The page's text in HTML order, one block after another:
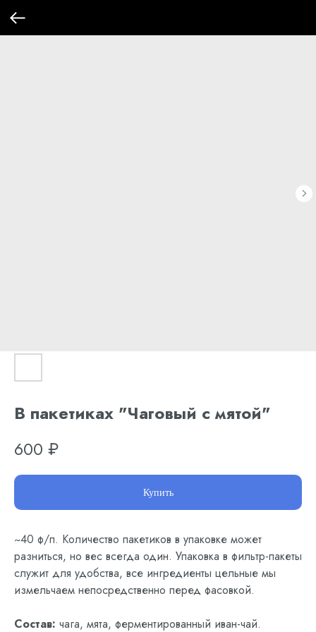
В пакетиках "Чаговый с мятой"
600 ₽
Купить
~40 ф/п. Количество пакетиков в упаковке может
разниться, но вес всегда один. Упаковка в фильтр-пакеты
служит для удобства, все ингредиенты цельные мы
измельчаем непосредственно перед фасовкой.
Состав: чага, мята, ферментированный иван-чай.